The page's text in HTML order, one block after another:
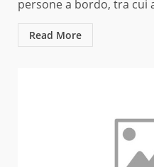
persone a bordo, tra cui
Read More